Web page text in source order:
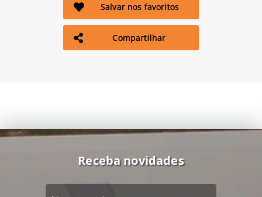
Salvar nos favoritos
Compartilhar
Receba novidades